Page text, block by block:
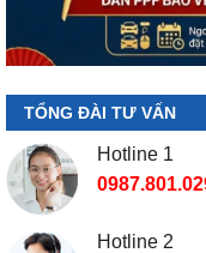
TỔNG ĐÀI TƯ VẤN
Hotline 1
Hotline 2